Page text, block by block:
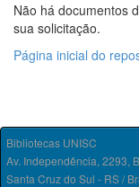
Não há documentos
sua solicitação.
Página inicial do
Bibliotecas UNISC
Av. Independência, 2293,
Santa Cruz do Sul - RS /